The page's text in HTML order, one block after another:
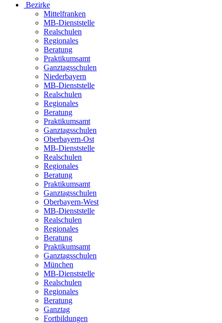
Bezirke
Mittelfranken
MB-Dienststelle
Realschulen
Regionales
Beratung
Praktikumsamt
Ganztagsschulen
Niederbayern
MB-Dienststelle
Realschulen
Regionales
Beratung
Praktikumsamt
Ganztagsschulen
Oberbayern-Ost
MB-Dienststelle
Realschulen
Regionales
Beratung
Praktikumsamt
Ganztagsschulen
Oberbayern-West
MB-Dienststelle
Realschulen
Regionales
Beratung
Praktikumsamt
Ganztagsschulen
München
MB-Dienststelle
Realschulen
Regionales
Beratung
Ganztag
Fortbildungen